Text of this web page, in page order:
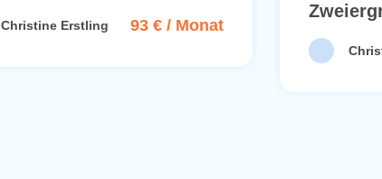
Christine Erstling 93 € / Monat